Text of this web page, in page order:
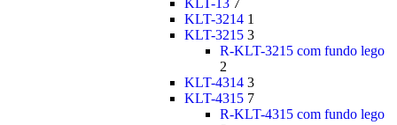
KLT-13 7
KLT-3214 1
KLT-3215 3
R-KLT-3215 com fundo lego
2
KLT-4314 3
KLT-4315 7
R-KLT-4315 com fundo lego